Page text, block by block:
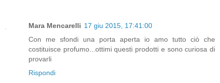
Mara Mencarelli 17 giu 2015, 17:41:00
Con me sfondi una porta aperta io amo tutto ciò che
costituisce profumo...ottimi questi prodotti e sono curiosa di
provarli
Rispondi